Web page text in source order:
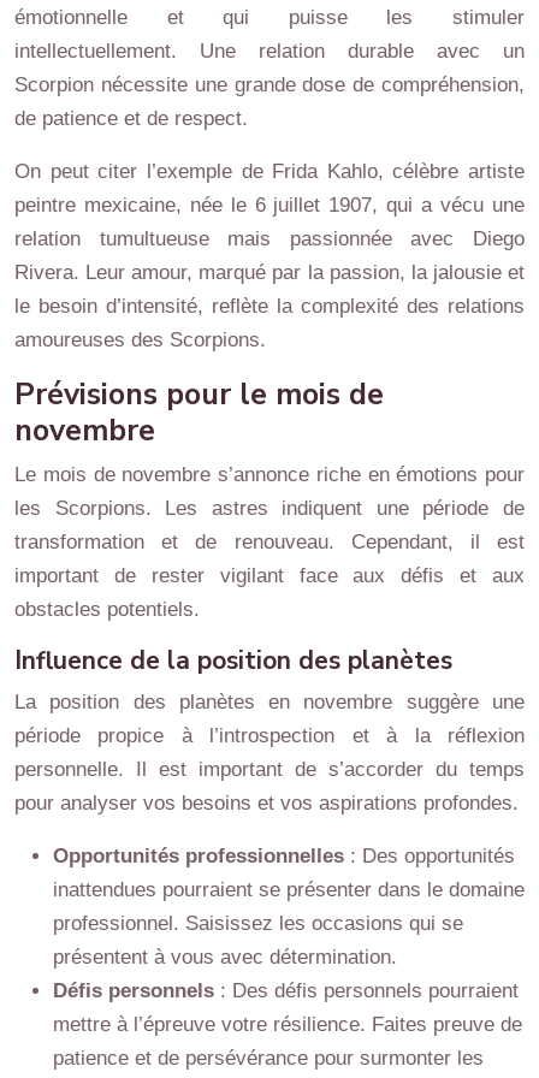
émotionnelle et qui puisse les stimuler
intellectuellement. Une relation durable avec un
Scorpion nécessite une grande dose de compréhension,
de patience et de respect.
On peut citer l’exemple de Frida Kahlo, célèbre artiste
peintre mexicaine, née le 6 juillet 1907, qui a vécu une
relation tumultueuse mais passionnée avec Diego
Rivera. Leur amour, marqué par la passion, la jalousie et
le besoin d’intensité, reflète la complexité des relations
amoureuses des Scorpions.
Prévisions pour le mois de
novembre
Le mois de novembre s’annonce riche en émotions pour
les Scorpions. Les astres indiquent une période de
transformation et de renouveau. Cependant, il est
important de rester vigilant face aux défis et aux
obstacles potentiels.
Influence de la position des planètes
La position des planètes en novembre suggère une
période propice à l’introspection et à la réflexion
personnelle. Il est important de s’accorder du temps
pour analyser vos besoins et vos aspirations profondes.
Opportunités professionnelles : Des opportunités
inattendues pourraient se présenter dans le domaine
professionnel. Saisissez les occasions qui se
présentent à vous avec détermination.
Défis personnels : Des défis personnels pourraient
mettre à l’épreuve votre résilience. Faites preuve de
patience et de persévérance pour surmonter les